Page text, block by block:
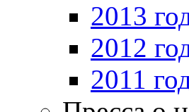
2013
2012
2011